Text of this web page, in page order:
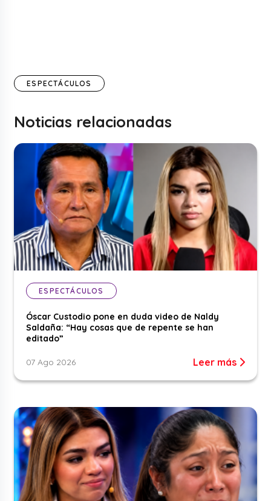
ESPECTÁCULOS
Noticias relacionadas
ESPECTÁCULOS
Óscar Custodio pone en duda video de Naldy
Saldaña: “Hay cosas que de repente se han
editado”
07 Ago 2026 Leer más